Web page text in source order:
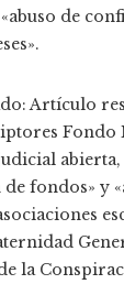
de
Artículo
Fondo
fondos» y
la